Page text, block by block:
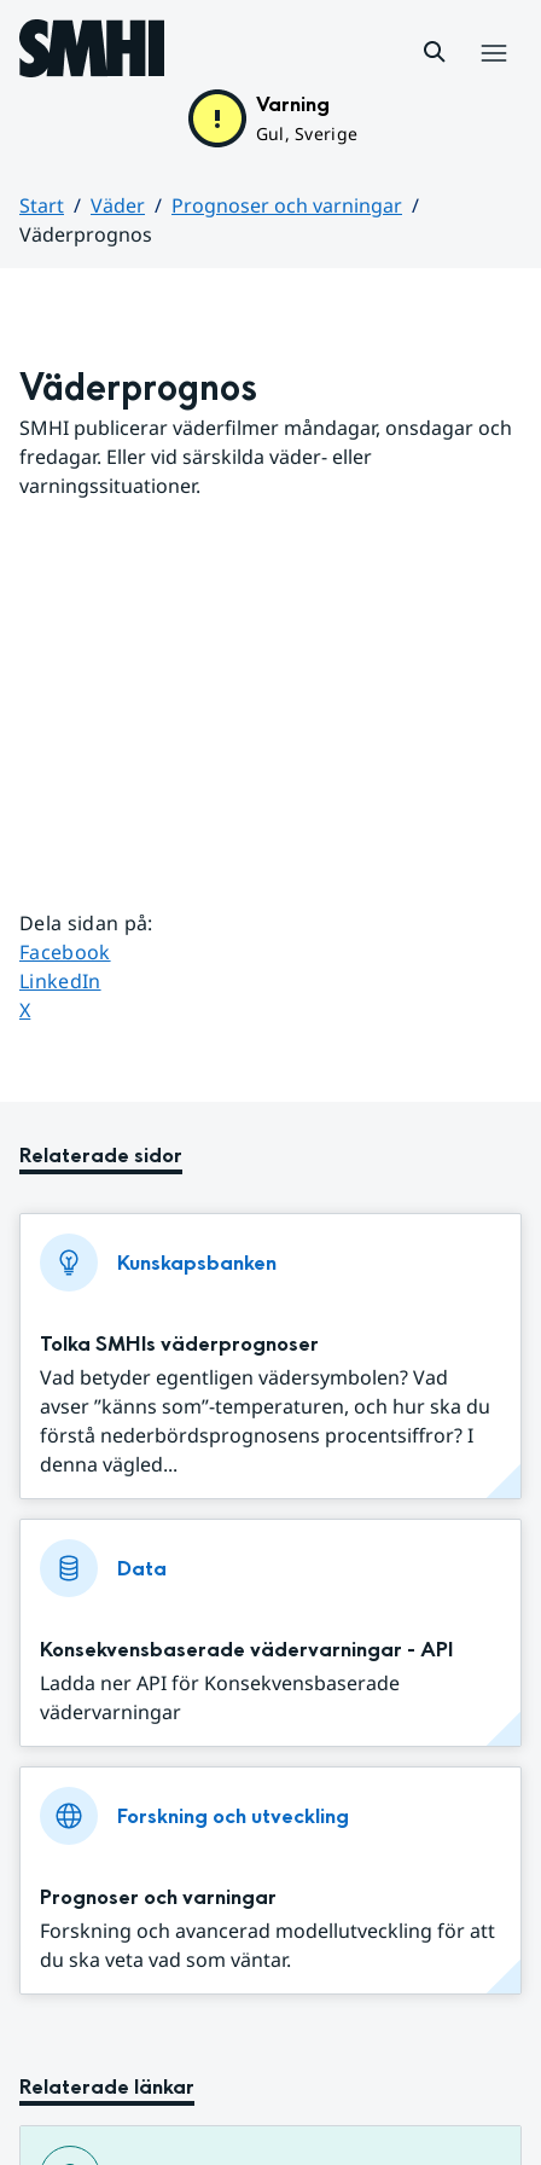
Hoppa till sidans innehåll
Varning
Gul, Sverige
Start Väder
Prognoser och varningar
Väderprognos
Väderprognos
SMHI publicerar väderfilmer måndagar, onsdagar och
fredagar. Eller vid särskilda väder- eller
varningssituationer.
Dela sidan på:
Dela sidan på
Facebook
Dela sidan på
LinkedIn
Dela sidan på
X
Relaterade sidor
Kunskapsbanken
Tolka SMHIs väderprognoser
Vad betyder egentligen vädersymbolen? Vad
avser ”känns som”-temperaturen, och hur ska du
förstå nederbördsprognosens procentsiffror? I
denna vägled...
Data
Konsekvensbaserade vädervarningar - API
Ladda ner API för Konsekvensbaserade
vädervarningar
Forskning och utveckling
Prognoser och varningar
Forskning och avancerad modellutveckling för att
du ska veta vad som väntar.
Relaterade länkar